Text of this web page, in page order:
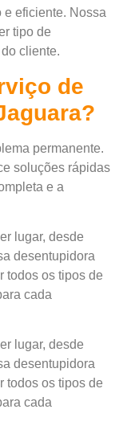
e eficiente. Nossa
tipo de
cliente.
de
permanente.
soluções rápidas
e a
lugar, desde
desentupidora
todos os tipos de
cada
lugar, desde
desentupidora
todos os tipos de
cada